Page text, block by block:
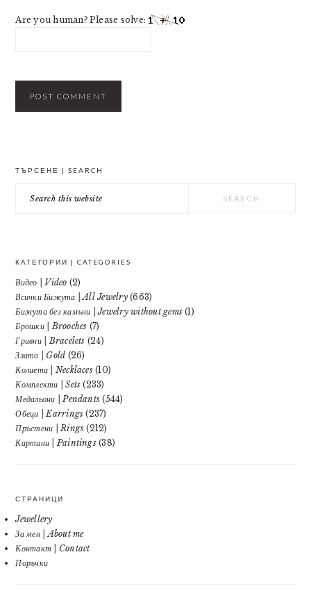
Are you human? Please solve:
ТЪРСЕНЕ | SEARCH
this
КАТЕГОРИИ | CATEGORIES
Видео | Video (2)
Всички Бижута | All Jewelry(663)
Бижута без камъни | Jewelry without gems (1)
Брошки | Brooches (7)
Гривни | Bracelets (24)
Злато | Gold (26)
Колиета | Necklaces(10)
Комплекти | Sets (233)
Медальони | Pendants (544)
Обеци | Earrings (237)
Пръстени | Rings (212)
Картини | Paintings(38)
СТРАНИЦИ
Jewellery
За мен | About me
Контакт | Contact
Поръчки